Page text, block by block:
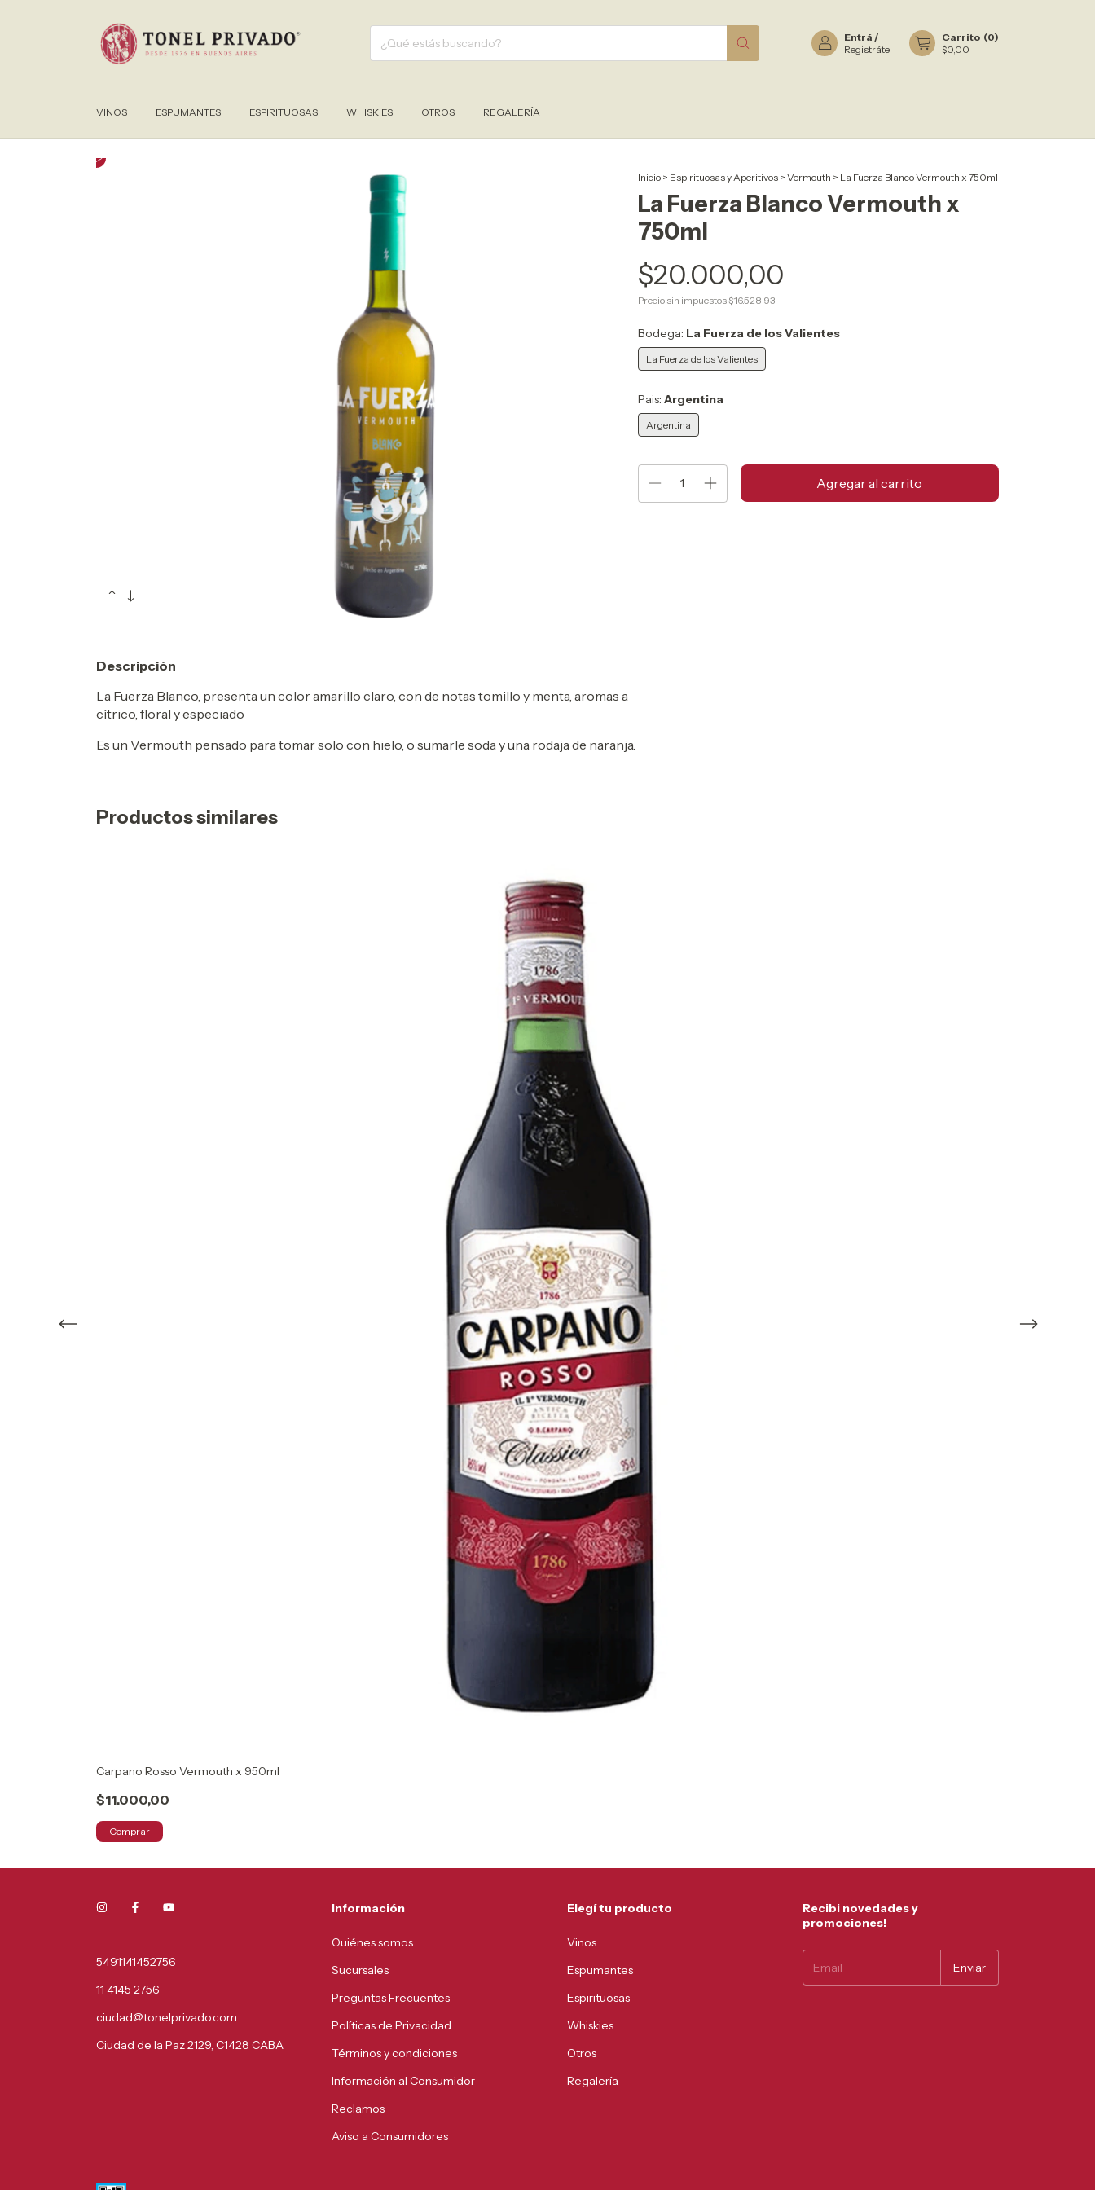
Entrá /
Registráte
Carrito (0)
$0,00
VINOS ESPUMANTES ESPIRITUOSAS WHISKIES OTROS REGALERÍA
Inicio > Espirituosas y Aperitivos > Vermouth > La Fuerza Blanco Vermouth x 750ml
La Fuerza Blanco Vermouth x
750ml
$20.000,00
Precio sin impuestos $16.528,93
Bodega: La Fuerza de los Valientes
La Fuerza de los Valientes
Pais: Argentina
Argentina
Descripción
La Fuerza Blanco, presenta un color amarillo claro, con de notas tomillo y menta, aromas a
cítrico, floral y especiado
Es un Vermouth pensado para tomar solo con hielo, o sumarle soda y una rodaja de naranja.
Productos similares
Carpano Rosso Vermouth x 950ml
$11.000,00
Comprar
5491141452756
11 4145 2756
ciudad@tonelprivado.com
Ciudad de la Paz 2129, C1428 CABA
Información
Quiénes somos
Sucursales
Preguntas Frecuentes
Políticas de Privacidad
Términos y condiciones
Información al Consumidor
Reclamos
Aviso a Consumidores
Elegí tu producto
Vinos
Espumantes
Espirituosas
Whiskies
Otros
Regalería
Recibi novedades y
promociones!